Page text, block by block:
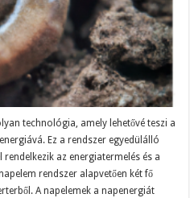
technológia, amely lehetővé teszi a
Ez a rendszer egyedülálló
az energiatermelés és a
rendszer alapvetően két fő
A napelemek a napenergiát